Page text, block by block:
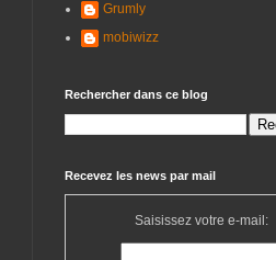
Grumly
mobiwizz
Rechercher dans ce blog
Recevez les news par mail
Saisissez votre e-mail: